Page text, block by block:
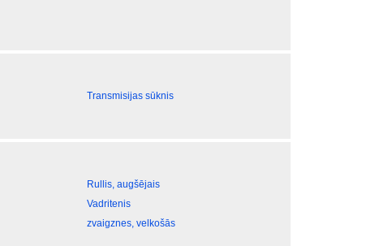
Transmisijas sūknis
Rullis, augšējais
Vadritenis
zvaigznes, velkošās